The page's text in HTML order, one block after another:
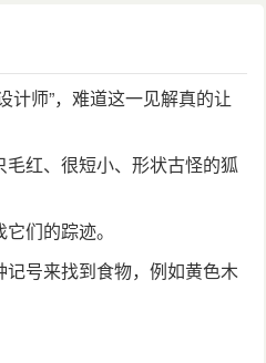
计师”，难道这一见解真的让
红、很短小、形状古怪的狐
们的踪迹。
号来找到食物，例如黄色木